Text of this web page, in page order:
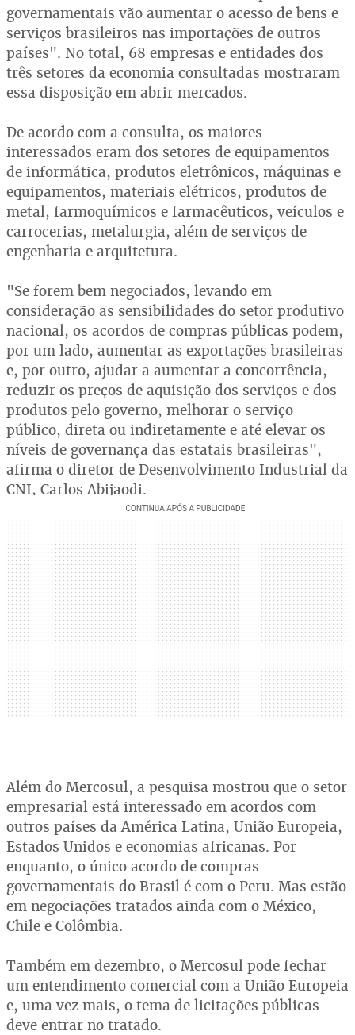
governamentais vão aumentar o acesso de bens e
serviços brasileiros nas importações de outros
países". No total, 68 empresas e entidades dos
três setores da economia consultadas mostraram
essa disposição em abrir mercados.
De acordo com a consulta, os maiores
interessados eram dos setores de equipamentos
de informática, produtos eletrônicos, máquinas e
equipamentos, materiais elétricos, produtos de
metal, farmoquímicos e farmacêuticos, veículos e
carrocerias, metalurgia, além de serviços de
engenharia e arquitetura.
"Se forem bem negociados, levando em
consideração as sensibilidades do setor produtivo
nacional, os acordos de compras públicas podem,
por um lado, aumentar as exportações brasileiras
e, por outro, ajudar a aumentar a concorrência,
reduzir os preços de aquisição dos serviços e dos
produtos pelo governo, melhorar o serviço
público, direta ou indiretamente e até elevar os
níveis de governança das estatais brasileiras",
afirma o diretor de Desenvolvimento Industrial da
CNI, Carlos Abijaodi.
Além do Mercosul, a pesquisa mostrou que o setor
empresarial está interessado em acordos com
outros países da América Latina, União Europeia,
Estados Unidos e economias africanas. Por
enquanto, o único acordo de compras
governamentais do Brasil é com o Peru. Mas estão
em negociações tratados ainda com o México,
Chile e Colômbia.
Também em dezembro, o Mercosul pode fechar
um entendimento comercial com a União Europeia
e, uma vez mais, o tema de licitações públicas
deve entrar no tratado.